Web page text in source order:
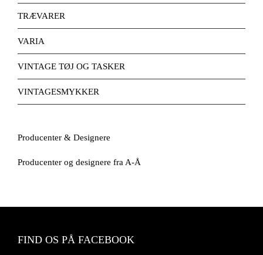
TRÆVARER
VARIA
VINTAGE TØJ OG TASKER
VINTAGESMYKKER
Producenter & Designere
Producenter og designere fra A-Å
FIND OS PÅ FACEBOOK